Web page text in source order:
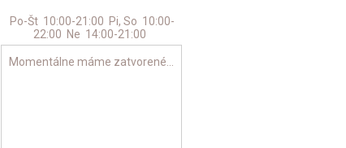
Po-Št 10:00-21:00 Pi, So 10:00-
22:00 Ne 14:00-21:00
Momentálne máme zatvorené...